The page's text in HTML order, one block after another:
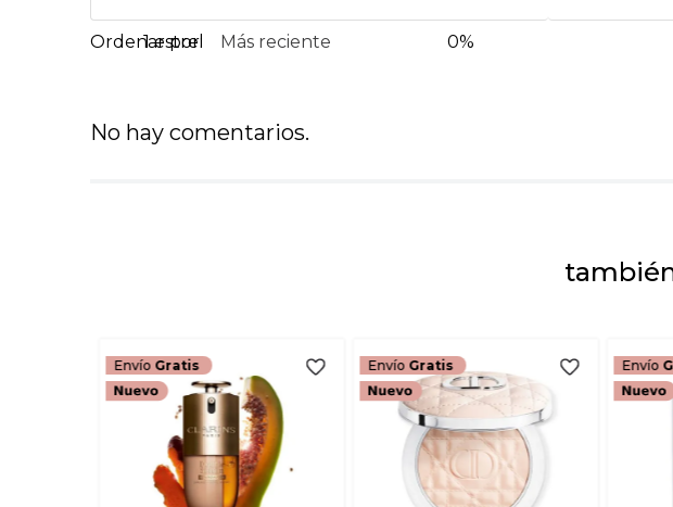
1 estrella 0%
Más reciente
No hay comentarios.
Envío Gratis Envío Gratis Envío